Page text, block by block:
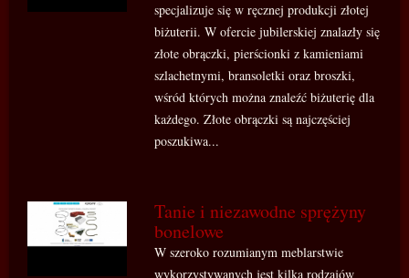
specjalizuje się w ręcznej produkcji złotej
biżuterii. W ofercie jubilerskiej znalazły się
złote obrączki, pierścionki z kamieniami
szlachetnymi, bransoletki oraz broszki,
wśród których można znaleźć biżuterię dla
każdego. Złote obrączki są najczęściej
poszukiwa...
Tanie i niezawodne sprężyny
bonelowe
W szeroko rozumianym meblarstwie
wykorzystywanych jest kilka rodzajów